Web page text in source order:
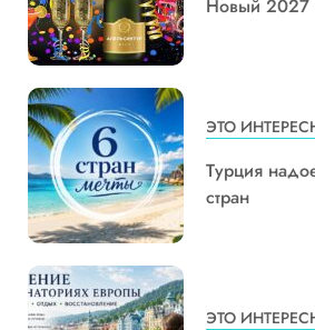
Новый 2027
ЭТО
Турция
стран
ЭТО